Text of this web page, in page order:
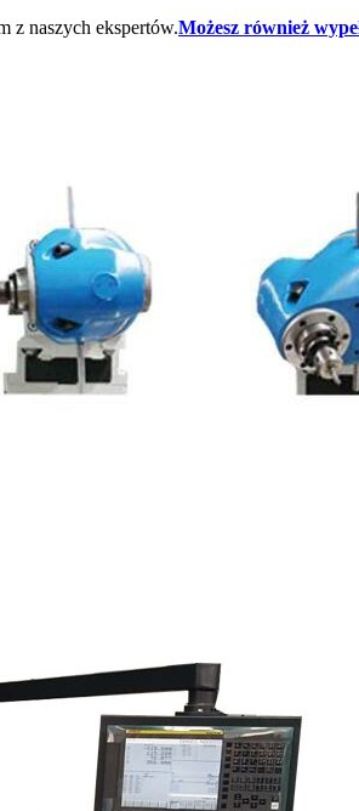
z naszych ekspertów.Możesz również